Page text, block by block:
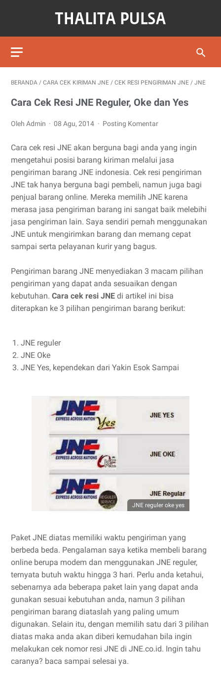
BERANDA / CARA CEK KIRIMAN JNE / CEK RESI PENGIRIMAN JNE / JNE
Cara Cek Resi JNE Reguler, Oke dan Yes
Oleh Admin 08 Agu, 2014 Posting Komentar
Cara cek resi JNE akan berguna bagi anda yang ingin
mengetahui posisi barang kiriman melalui jasa
pengiriman barang JNE indonesia. Cek resi pengiriman
JNE tak hanya berguna bagi pembeli, namun juga bagi
penjual barang online. Mereka memilih JNE karena
merasa jasa pengiriman barang ini sangat baik melebihi
jasa pengiriman lain. Saya sendiri pernah menggunakan
JNE untuk mengirimkan barang dan memang cepat
sampai serta pelayanan kurir yang bagus.
Pengiriman barang JNE menyediakan 3 macam pilihan
pengiriman yang dapat anda sesuaikan dengan
kebutuhan. Cara cek resi JNE di artikel ini bisa
diterapkan ke 3 pilihan pengiriman barang berikut:
JNE reguler
JNE Oke
JNE Yes, kependekan dari Yakin Esok Sampai
JNE reguler oke yes
Paket JNE diatas memiliki waktu pengiriman yang
berbeda beda. Pengalaman saya ketika membeli barang
online berupa modem dan menggunakan JNE reguler,
ternyata butuh waktu hingga 3 hari. Perlu anda ketahui,
sebenarnya ada beberapa paket lain yang dapat anda
gunakan sesuai kebutuhan anda, namun 3 pilihan
pengiriman barang diataslah yang paling umum
digunakan. Selain itu, dengan memilih satu dari 3 pilihan
diatas maka anda akan diberi kemudahan bila ingin
melakukan cek nomor resi JNE di JNE.co.id. Ingin tahu
caranya? baca sampai selesai ya.